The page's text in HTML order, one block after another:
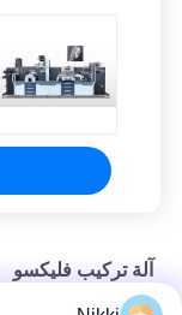
آلة تركيب فليكسو